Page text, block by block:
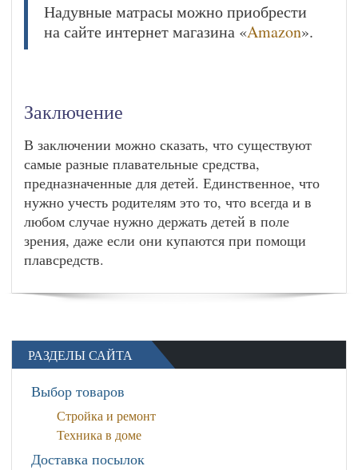
Надувные матрасы можно приобрести
на сайте интернет магазина «Amazon».
Заключение
В заключении можно сказать, что существуют
самые разные плавательные средства,
предназначенные для детей. Единственное, что
нужно учесть родителям это то, что всегда и в
любом случае нужно держать детей в поле
зрения, даже если они купаются при помощи
плавсредств.
РАЗДЕЛЫ САЙТА
Выбор товаров
Стройка и ремонт
Техника в доме
Доставка посылок